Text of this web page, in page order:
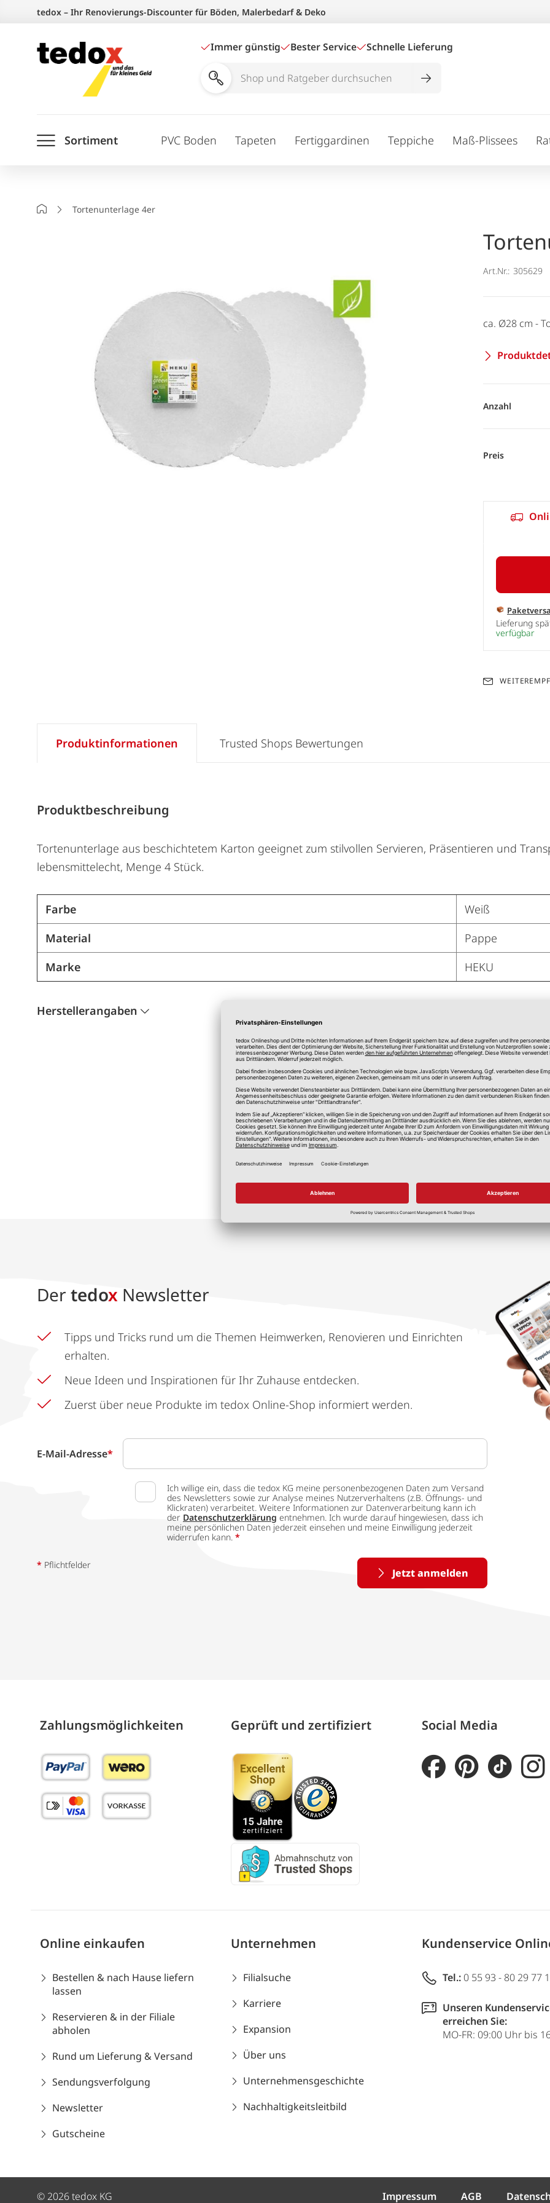
springen
tedox – Ihr Renovierungs-Discounter für Böden, Malerbedarf & Deko
Immer günstig Bester Service Schnelle Lieferung
Shop
durchsuchen
Sortiment PVC Boden Tapeten Fertiggardinen Teppiche Maß-Plissees
StartseiteTortenunterlage 4er
Art.Nr.: 305629
ca. Ø28 cm -
Anzahl
Preis
Lieferung
verfügbar
Produktinformationen
Produktbeschreibung
Tortenunterlage aus beschichtetem Karton geeignet zum stilvollen Servieren, Präsentieren und
lebensmittelecht, Menge 4 Stück.
Farbe
Weiß
Material
Pappe
Marke
HEKU
Herstellerangaben
Trusted Shops Bewertungen
Der tedox Newsletter
Tipps und Tricks rund um die Themen Heimwerken, Renovieren und Einrichten
erhalten.
Neue Ideen und Inspirationen für Ihr Zuhause entdecken.
Zuerst über neue Produkte im tedox Online-Shop informiert werden.
E-Mail-Adresse*
Ich willige ein, dass die tedox KG meine personenbezogenen Daten zum Versand
des Newsletters sowie zur Analyse meines Nutzerverhaltens (z.B. Öffnungs- und
Klickraten) verarbeitet. Weitere Informationen zur Datenverarbeitung kann ich
der Datenschutzerklärung entnehmen. Ich wurde darauf hingewiesen, dass ich
meine persönlichen Daten jederzeit einsehen und meine Einwilligung jederzeit
widerrufen kann. *
Jetzt anmelden
* Pflichtfelder
Zahlungs­möglich­keiten Geprüft und zertifiziert Social Media
Online einkaufen
Bestellen & nach Hause liefern
lassen
Reservieren & in der Filiale
abholen
Rund um Lieferung & Versand
Sendungsverfolgung
Newsletter
Gutscheine
Unternehmen
Filialsuche
Karriere
Expansion
Über uns
Unternehmensgeschichte
Nachhaltigkeitsleitbild
Kundenservice
Tel.: 0 55 93 - 80 29 77
Unseren
erreichen Sie:
MO-FR: 09:00 Uhr bis
© 2026 tedox KG Impressum AGB